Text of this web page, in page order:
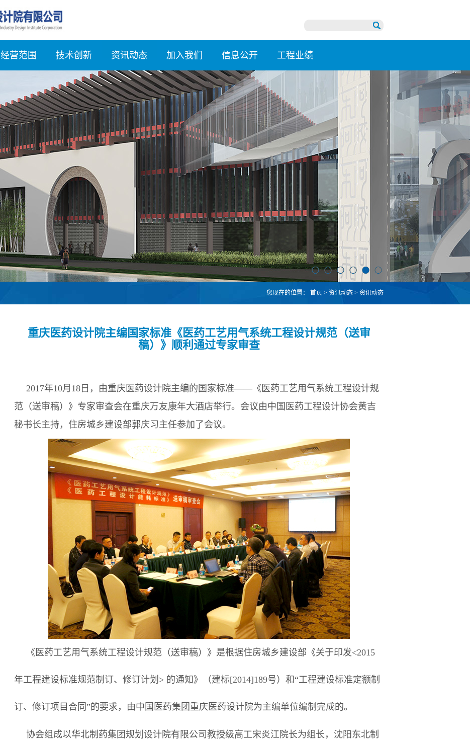
经营范围 技术创新 资讯动态 加入我们 信息公开 工程业绩
您现在的位置： 首页 > 资讯动态 > 资讯动态
重庆医药设计院主编国家标准《医药工艺用气系统工程设计规范（送审
稿）》顺利通过专家审查
2017年10月18日，由重庆医药设计院主编的国家标准——《医药工艺用气系统工程设计规
范（送审稿）》专家审查会在重庆万友康年大酒店举行。会议由中国医药工程设计协会黄吉
秘书长主持，住房城乡建设部郭庆习主任参加了会议。
《医药工艺用气系统工程设计规范（送审稿）》是根据住房城乡建设部《关于印发<2015
年工程建设标准规范制订、修订计划 > 的通知 》（建标[2014]189号）和“工程建设标准定额制
订、修订项目合同”的要求，由中国医药集团重庆医药设计院为主编单位编制完成的。
协会组成以华北制药集团规划设计院有限公司教授级高工宋炎江院长为组长，沈阳东北制